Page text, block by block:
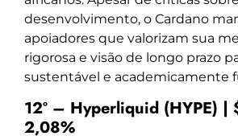
desenvolvimento, o Cardano
apoiadores que valorizam sua
rigorosa e visão de longo prazo
sustentável e academicamente
12º – Hyperliquid (HYPE) |
2,08%